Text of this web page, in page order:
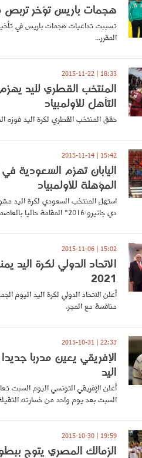
هجمات باريس تؤخر تربص
تسببت تداعيات هجمات باريس في
المقرر...
18:33 | 2015-11-22
المنتخب القطري لليد
التأهل للأولمبياد
حقق المنتخب القطري لكرة اليد فوزه
15:42 | 2015-11-14
اليابان تهزم السعودية
المؤهلة للأولمبياد
استهل المنتخب السعودي لكرة اليد
دي جانيرو 2016" المقامة حاليا بالعاصمة القطرية الدوحة
15:02 | 2015-11-06
الاتحاد الدولي لكرة
2021
منافسة مع المجر.
22:33 | 2015-10-31
الإفريقي يعين مدربا
اليد
أعلن الإفريقي التونسي اليوم السبت
السبت بعد يوم واحد من خسارته
19:59 | 2015-10-30
الزمالك المصري يتوج